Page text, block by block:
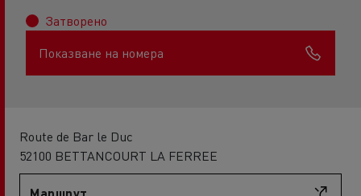
Затворено
Показване на номера
Route de Bar le Duc
52100 BETTANCOURT LA FERREE